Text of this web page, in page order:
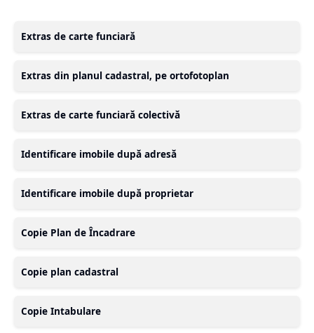
Extras de carte funciară
Extras din planul cadastral, pe ortofotoplan
Extras de carte funciară colectivă
Identificare imobile după adresă
Identificare imobile după proprietar
Copie Plan de Încadrare
Copie plan cadastral
Copie Intabulare